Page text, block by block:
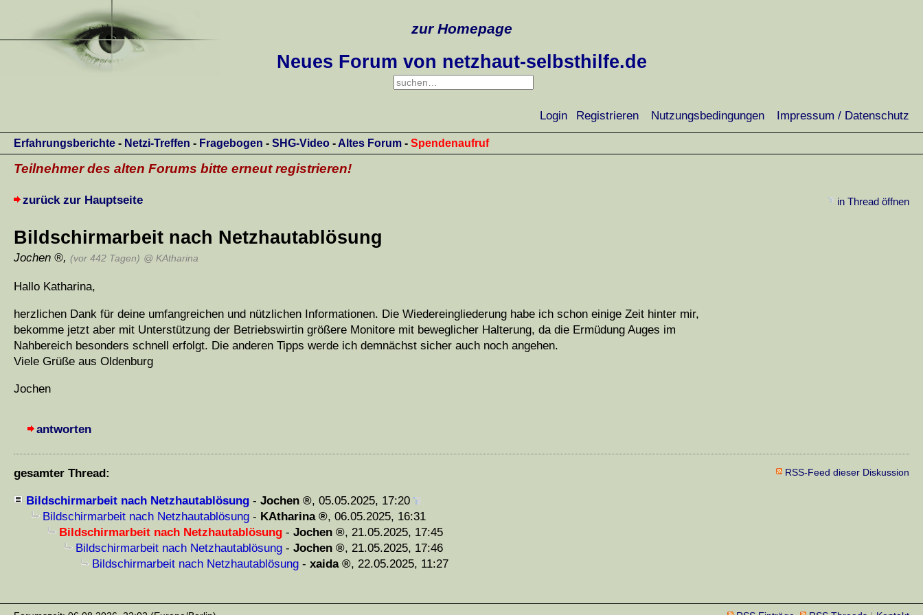
zur Homepage
Neues Forum von netzhaut-selbsthilfe.de
Login Registrieren Nutzungsbedingungen Impressum / Datenschutz
Erfahrungsberichte - Netzi-Treffen - Fragebogen - SHG-Video -Altes Forum - Spendenaufruf
Teilnehmer des alten Forums bitte erneut registrieren!
zurück zur Hauptseite in Thread öffnen
Bildschirmarbeit nach Netzhautablösung
Jochen , (vor 442 Tagen) @ KAtharina
Hallo Katharina,
herzlichen Dank für deine umfangreichen und nützlichen Informationen. Die Wiedereingliederung habe ich schon einige Zeit hinter mir,
bekomme jetzt aber mit Unterstützung der Betriebswirtin größere Monitore mit beweglicher Halterung, da die Ermüdung Auges im
Nahbereich besonders schnell erfolgt. Die anderen Tipps werde ich demnächst sicher auch noch angehen.
Viele Grüße aus Oldenburg
Jochen
antworten
gesamter Thread: RSS-Feed dieser Diskussion
Bildschirmarbeit nach Netzhautablösung - Jochen , 05.05.2025, 17:20
Bildschirmarbeit nach Netzhautablösung - KAtharina , 06.05.2025, 16:31
Bildschirmarbeit nach Netzhautablösung - Jochen , 21.05.2025, 17:45
Bildschirmarbeit nach Netzhautablösung - Jochen , 21.05.2025, 17:46
Bildschirmarbeit nach Netzhautablösung - xaida , 22.05.2025, 11:27